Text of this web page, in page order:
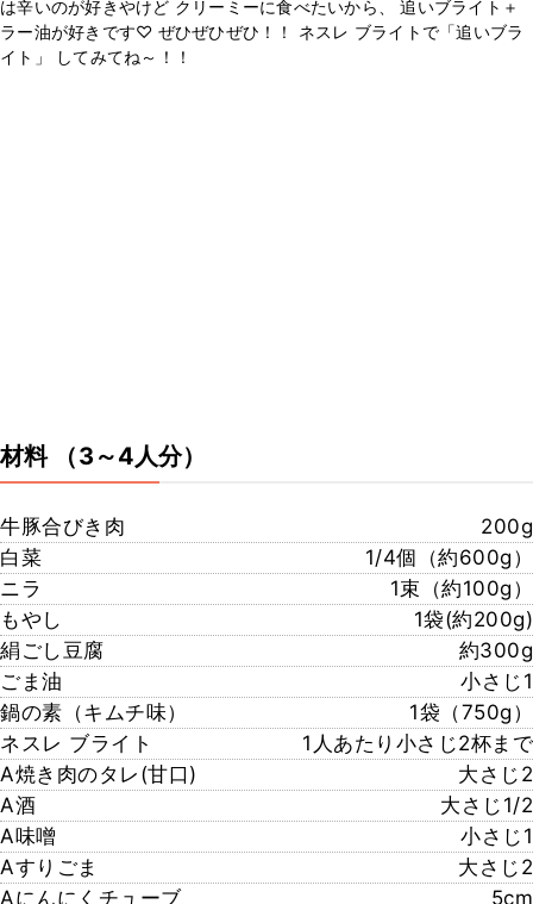
は辛いのが好きやけど クリーミーに食べたいから、 追いブライト＋
ラー油が好きです♡ ぜひぜひぜひ！！ ネスレ ブライトで「追いブラ
イト」 してみてね～！！
材料 （3～4人分）
牛豚合びき肉
200g
白菜
1/4個（約600g）
ニラ
1束（約100g）
もやし
1袋(約200g)
絹ごし豆腐
約300g
ごま油
小さじ1
鍋の素（キムチ味）
1袋（750g）
ネスレ ブライト
1人あたり小さじ2杯まで
A焼き肉のタレ(甘口)
大さじ2
A酒
大さじ1/2
A味噌
小さじ1
Aすりごま
大さじ2
Aにんにくチューブ
5cm